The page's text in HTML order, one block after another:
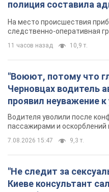
полиция составила
протокол. Видео
На место происшествия
следственно-оперативная
11 часов назад 10,9 т.
"Воюют, потому что
Черновцах водитель
проявил неуважение
военным и поплатился
Видео
Водителя уволили после
пассажирами и оскорблений
7.08.2026 15:47 9,3 т.
"Не следит за
Киеве консультант